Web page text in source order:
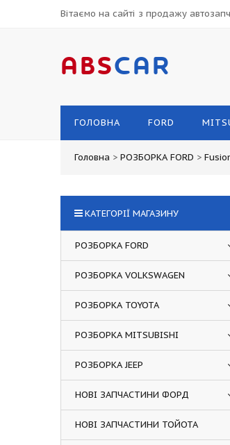
Вітаємо на сайті з продажу
ABSCAR
ГОЛОВНА FORD
Головна > РОЗБОРКА FORD >
КАТЕГОРІЇ МАГАЗИНУ
РОЗБОРКА FORD
РОЗБОРКА VOLKSWAGEN
РОЗБОРКА TOYOTA
РОЗБОРКА MITSUBISHI
РОЗБОРКА JEEP
НОВІ ЗАПЧАСТИНИ ФОРД
НОВІ ЗАПЧАСТИНИ ТОЙОТА